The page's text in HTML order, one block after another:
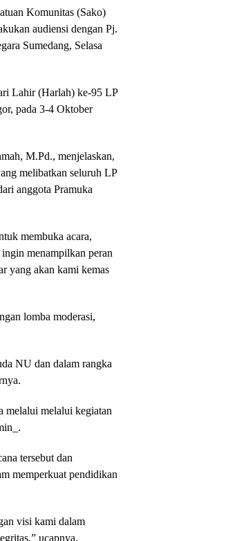
Komunitas (Sako)
audiensi dengan Pj.
Sumedang, Selasa
Lahir (Harlah) ke-95 LP
pada 3-4 Oktober
M.Pd., menjelaskan,
melibatkan seluruh LP
anggota Pramuka
membuka acara,
menampilkan peran
yang akan kami kemas
lomba moderasi,
NU dan dalam rangka
melalui melalui kegiatan
tersebut dan
memperkuat pendidikan
visi kami dalam
ucapnya.